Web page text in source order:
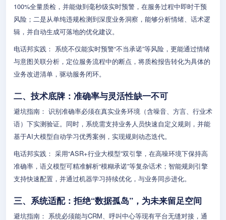
100%全量质检，并能做到毫秒级实时预警，在服务过程中即时干预
风险；二是从单纯违规检测到深度业务洞察，能够分析情绪、话术逻
辑，并自动生成可落地的优化建议。
电话邦实践： 系统不仅能实时预警“不当承诺”等风险，更能通过情绪
与意图关联分析，定位服务流程中的断点，将质检报告转化为具体的
业务改进清单，驱动服务闭环。
二、技术底牌：准确率与灵活性缺一不可
避坑指南： 识别准确率必须在真实业务环境（含噪音、方言、行业术
语）下实测验证。同时，系统需支持业务人员快速自定义规则，并能
基于AI大模型自动学习优秀案例，实现规则动态迭代。
电话邦实践： 采用“ASR+行业大模型”双引擎，在高噪环境下保持高
准确率，语义模型可精准解析“模糊承诺”等复杂话术；智能规则引擎
支持快速配置，并通过机器学习持续优化，与业务同步进化。
三、系统适配：拒绝“数据孤岛”，为未来留足空间
避坑指南： 系统必须能与CRM、呼叫中心等现有平台无缝对接，通